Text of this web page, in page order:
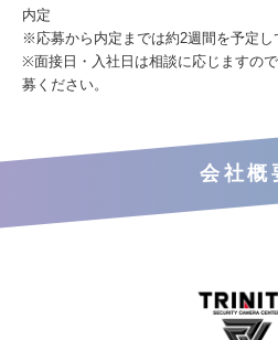
内定
※応募から内定までは約2週間を予定し
※面接日・入社日は相談に応じますの
募ください。
会社概